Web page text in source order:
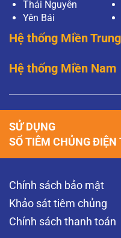
Thái Nguyên
Yên Bái
Hệ thống Miền Trung
Hệ thống Miền Nam
Chính sách bảo mật
Khảo sát tiêm chủng
Chính sách thanh toán
SỬ DỤNG
SỔ TIÊM CHỦNG ĐIỆN